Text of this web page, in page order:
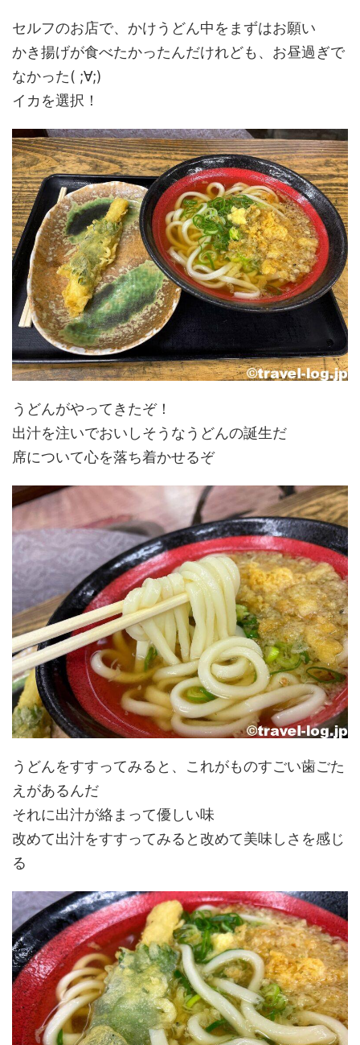
セルフのお店で、かけうどん中をまずはお願い
かき揚げが食べたかったんだけれども、お昼過ぎで
なかった( ;∀;)
イカを選択！
うどんがやってきたぞ！
出汁を注いでおいしそうなうどんの誕生だ
席について心を落ち着かせるぞ
うどんをすすってみると、これがものすごい歯ごた
えがあるんだ
それに出汁が絡まって優しい味
改めて出汁をすすってみると改めて美味しさを感じ
る